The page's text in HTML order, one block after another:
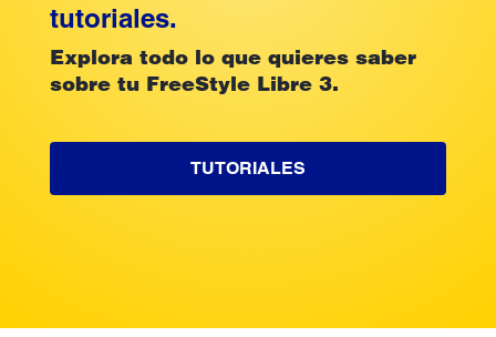
tutoriales.
Explora todo lo que quieres saber
sobre tu FreeStyle Libre 3.
TUTORIALES